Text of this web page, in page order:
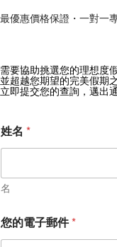
獲取
訂閱獨家優
最優惠價格保證・一對一
需要協助挑選您的理想度
並超越您期望的完美假期之
立即提交您的查詢，邁出
姓名 *
名
您的電子郵件*